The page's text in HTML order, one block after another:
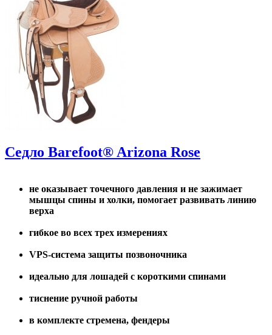
Седло Barefoot® Arizona Rose
не оказывает точечного давления и не зажимает
мышцы спины и холки, помогает развивать линию
верха
гибкое во всех трех измерениях
VPS-система защиты позвоночника
идеально для лошадей с короткими спинами
тиснение ручной работы
в комплекте стремена, фендеры